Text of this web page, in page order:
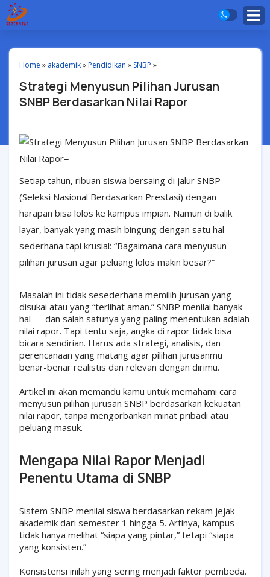
Home » akademik»Pendidikan » SNBP »
Strategi Menyusun Pilihan Jurusan
SNBP Berdasarkan Nilai Rapor
Setiap tahun, ribuan siswa bersaing di jalur SNBP
(Seleksi Nasional Berdasarkan Prestasi) dengan
harapan bisa lolos ke kampus impian. Namun di balik
layar, banyak yang masih bingung dengan satu hal
sederhana tapi krusial: “Bagaimana cara menyusun
pilihan jurusan agar peluang lolos makin besar?”
Masalah ini tidak sesederhana memilih jurusan yang
disukai atau yang “terlihat aman.” SNBP menilai banyak
hal — dan salah satunya yang paling menentukan adalah
nilai rapor. Tapi tentu saja, angka di rapor tidak bisa
bicara sendirian. Harus ada strategi, analisis, dan
perencanaan yang matang agar pilihan jurusanmu
benar-benar realistis dan relevan dengan dirimu.
Artikel ini akan memandu kamu untuk memahami cara
menyusun pilihan jurusan SNBP berdasarkan kekuatan
nilai rapor, tanpa mengorbankan minat pribadi atau
peluang masuk.
Mengapa Nilai Rapor Menjadi
Penentu Utama di SNBP
Sistem SNBP menilai siswa berdasarkan rekam jejak
akademik dari semester 1 hingga 5. Artinya, kampus
tidak hanya melihat “siapa yang pintar,” tetapi “siapa
yang konsisten.”
Konsistensi inilah yang sering menjadi faktor pembeda.